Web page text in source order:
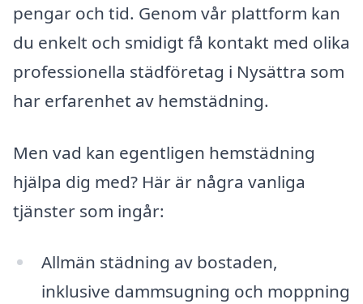
pengar och tid. Genom vår plattform kan
du enkelt och smidigt få kontakt med olika
professionella städföretag i Nysättra som
har erfarenhet av hemstädning.
Men vad kan egentligen hemstädning
hjälpa dig med? Här är några vanliga
tjänster som ingår:
Allmän städning av bostaden,
inklusive dammsugning och moppning